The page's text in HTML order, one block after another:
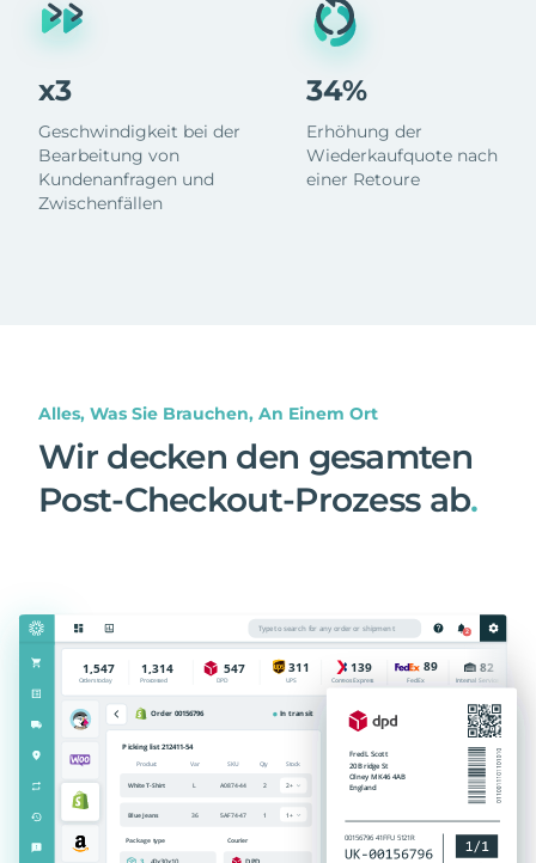
x3
Geschwindigkeit bei der
Bearbeitung von
Kundenanfragen und
Zwischenfällen
34%
Erhöhung der
Wiederkaufquote nach
einer Retoure
Alles, Was Sie Brauchen, An Einem Ort
Wir decken den gesamten
Post-Checkout-Prozess ab.